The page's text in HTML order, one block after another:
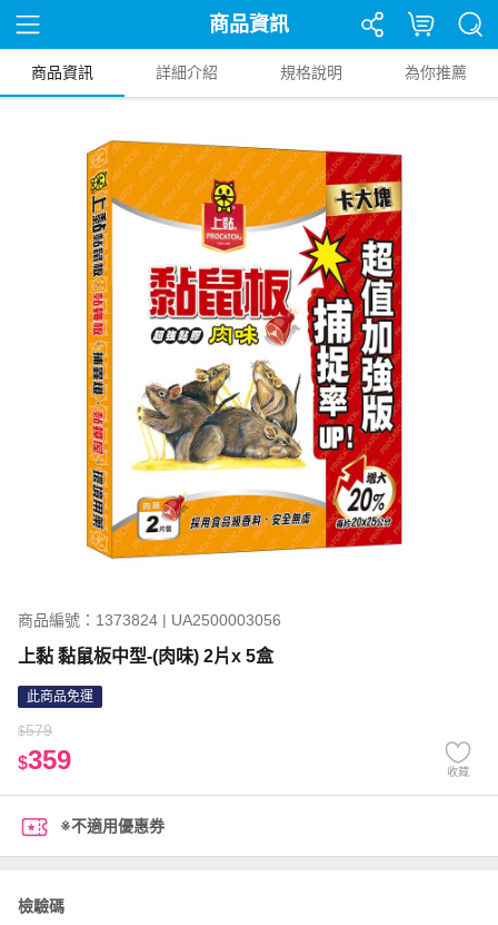
商品資訊
商品資訊 詳細介紹 規格說明 為你推薦
商品編號：1373824 | UA2500003056
上黏 黏鼠板中型-(肉味) 2片x 5盒
此商品免運
$579
$359 收藏
※不適用優惠券
檢驗碼